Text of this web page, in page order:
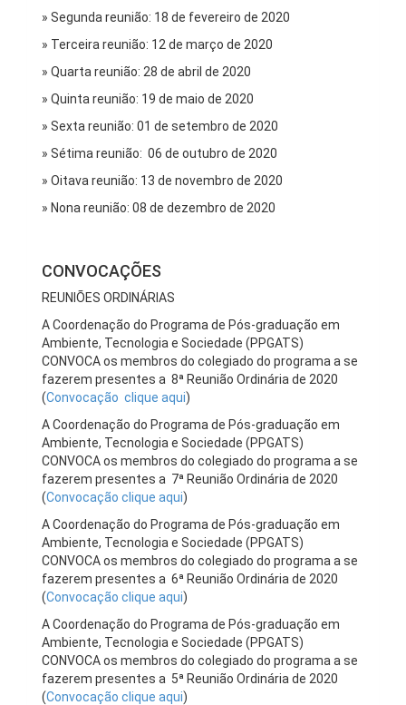
» Segunda reunião: 18 de fevereiro de 2020
» Terceira reunião: 12 de março de 2020
» Quarta reunião: 28 de abril de 2020
» Quinta reunião: 19 de maio de 2020
» Sexta reunião: 01 de setembro de 2020
» Sétima reunião: 06 de outubro de 2020
» Oitava reunião: 13 de novembro de 2020
» Nona reunião: 08 de dezembro de 2020
CONVOCAÇÕES
REUNIÕES ORDINÁRIAS
A Coordenação do Programa de Pós-graduação em
Ambiente, Tecnologia e Sociedade (PPGATS)
CONVOCA os membros do colegiado do programa a se
fazerem presentes a 8ª Reunião Ordinária de 2020
(Convocação clique aqui)
A Coordenação do Programa de Pós-graduação em
Ambiente, Tecnologia e Sociedade (PPGATS)
CONVOCA os membros do colegiado do programa a se
fazerem presentes a 7ª Reunião Ordinária de 2020
(Convocação clique aqui)
A Coordenação do Programa de Pós-graduação em
Ambiente, Tecnologia e Sociedade (PPGATS)
CONVOCA os membros do colegiado do programa a se
fazerem presentes a 6ª Reunião Ordinária de 2020
(Convocação clique aqui)
A Coordenação do Programa de Pós-graduação em
Ambiente, Tecnologia e Sociedade (PPGATS)
CONVOCA os membros do colegiado do programa a se
fazerem presentes a 5ª Reunião Ordinária de 2020
(Convocação clique aqui)